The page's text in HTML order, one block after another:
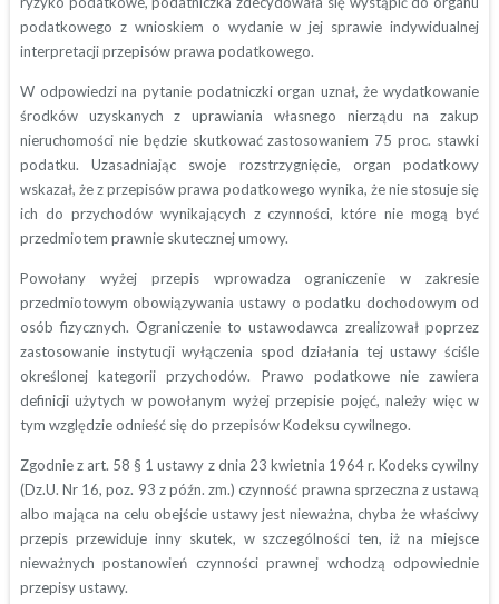
podatkowego z wnioskiem o wydanie w jej sprawie indywidualnej
interpretacji przepisów prawa podatkowego.
W odpowiedzi na pytanie podatniczki organ uznał, że wydatkowanie
środków uzyskanych z uprawiania własnego nierządu na zakup
nieruchomości nie będzie skutkować zastosowaniem 75 proc. stawki
podatku. Uzasadniając swoje rozstrzygnięcie, organ podatkowy
wskazał, że z przepisów prawa podatkowego wynika, że nie stosuje się
ich do przychodów wynikających z czynności, które nie mogą być
przedmiotem prawnie skutecznej umowy.
Powołany wyżej przepis wprowadza ograniczenie w zakresie
przedmiotowym obowiązywania ustawy o podatku dochodowym od
osób fizycznych. Ograniczenie to ustawodawca zrealizował poprzez
zastosowanie instytucji wyłączenia spod działania tej ustawy ściśle
określonej kategorii przychodów. Prawo podatkowe nie zawiera
definicji użytych w powołanym wyżej przepisie pojęć, należy więc w
tym względzie odnieść się do przepisów Kodeksu cywilnego.
Zgodnie z art. 58 § 1 ustawy z dnia 23 kwietnia 1964 r. Kodeks cywilny
(Dz.U. Nr 16, poz. 93 z późn. zm.) czynność prawna sprzeczna z ustawą
albo mająca na celu obejście ustawy jest nieważna, chyba że właściwy
przepis przewiduje inny skutek, w szczególności ten, iż na miejsce
nieważnych postanowień czynności prawnej wchodzą odpowiednie
przepisy ustawy.